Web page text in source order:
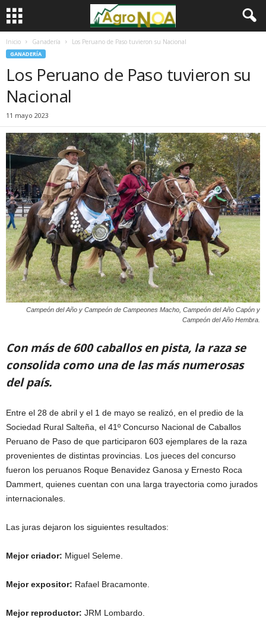
Inicio Ganadería Los Peruano de Paso tuvieron su Nacional
GANADERÍA
Los Peruano de Paso tuvieron su
Nacional
11 mayo 2023
Campeón del Año y Campeón de Campeones Macho, Campeón del Año Capón y
Campeón del Año Hembra.
Con más de 600 caballos en pista, la raza se
consolida como una de las más numerosas
del país.
Entre el 28 de abril y el 1 de mayo se realizó, en el predio de la
Sociedad Rural Salteña, el 41º Concurso Nacional de Caballos
Peruano de Paso de que participaron 603 ejemplares de la raza
provenientes de distintas provincias. Los jueces del concurso
fueron los peruanos Roque Benavidez Ganosa y Ernesto Roca
Dammert, quienes cuentan con una larga trayectoria como jurados
internacionales.
Las juras dejaron los siguientes resultados:
Mejor criador: Miguel Seleme.
Mejor expositor: Rafael Bracamonte.
Mejor reproductor: JRM Lombardo.